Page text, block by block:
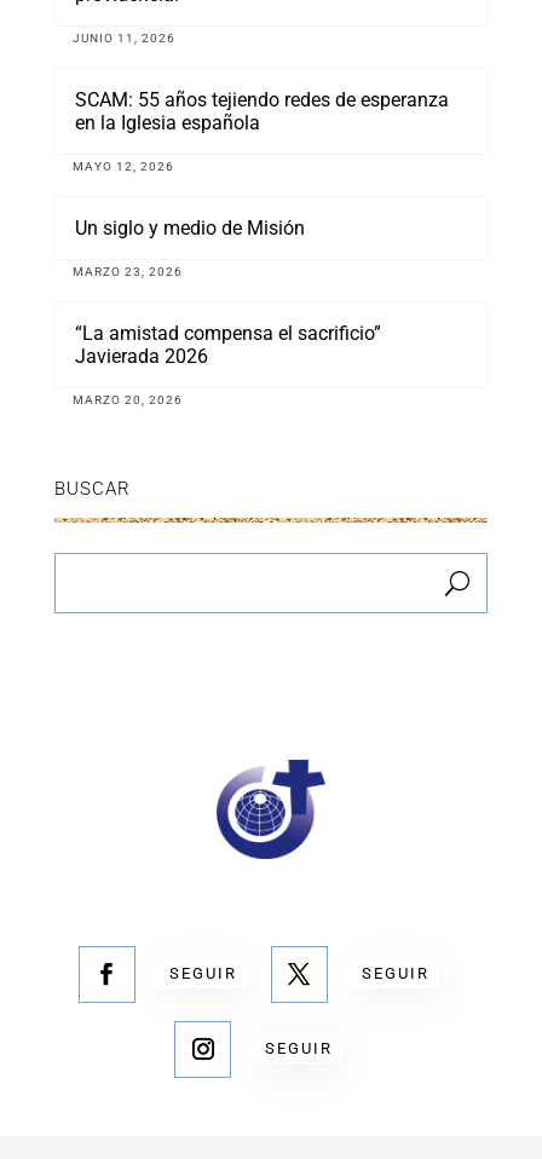
JUNIO 11, 2026
SCAM: 55 años tejiendo redes de esperanza
en la Iglesia española
MAYO 12, 2026
Un siglo y medio de Misión
MARZO 23, 2026
“La amistad compensa el sacrificio”
Javierada 2026
MARZO 20, 2026
BUSCAR
SEGUIR SEGUIR
SEGUIR